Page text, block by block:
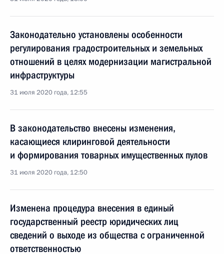
Законодательно установлены особенности
регулирования градостроительных и земельных
отношений в целях модернизации магистральной
инфраструктуры
31 июля 2020 года, 12:55
В законодательство внесены изменения,
касающиеся клиринговой деятельности
и формирования товарных имущественных пулов
31 июля 2020 года, 12:50
Изменена процедура внесения в единый
государственный реестр юридических лиц
сведений о выходе из общества с ограниченной
ответственностью